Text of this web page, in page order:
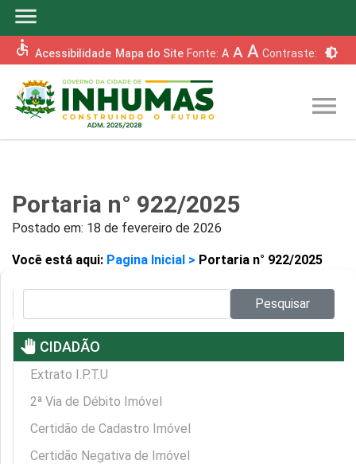
menu
accessible Acessibilidade Mapa do Site Fonte: A A A Contraste: brightness_6
menu
Portaria n° 922/2025
Postado em: 18 de fevereiro de 2026
Você está aqui: Pagina Inicial > Portaria n° 922/2025
Pesquisar
pan_tool CIDADÃO
Extrato I.P.T.U
2ª Via de Débito Imóvel
Certidão de Cadastro Imóvel
Certidão Negativa de Imóvel